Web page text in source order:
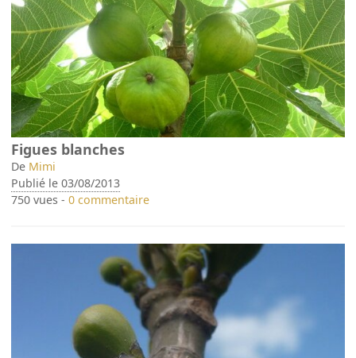
Figues blanches
De Mimi
Publié le 03/08/2013
750 vues -0 commentaire